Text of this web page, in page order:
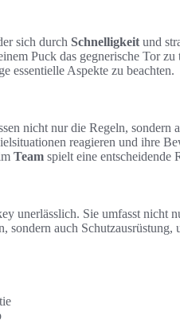
sich durch Schnelligkeit und
Puck das gegnerische Tor
essentielle Aspekte zu beachten.
nicht nur die Regeln, sondern
reagieren und ihre
Team spielt eine entscheidende
unerlässlich. Sie umfasst nicht
sondern auch